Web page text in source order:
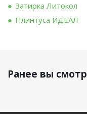
Затирка Литокол
Плинтуса ИДЕАЛ
Ранее вы